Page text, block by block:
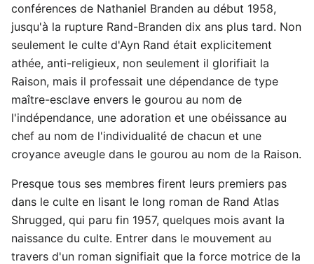
conférences de Nathaniel Branden au début 1958,
jusqu'à la rupture Rand-Branden dix ans plus tard. Non
seulement le culte d'Ayn Rand était explicitement
athée, anti-religieux, non seulement il glorifiait la
Raison, mais il professait une dépendance de type
maître-esclave envers le gourou au nom de
l'indépendance, une adoration et une obéissance au
chef au nom de l'individualité de chacun et une
croyance aveugle dans le gourou au nom de la Raison.
Presque tous ses membres firent leurs premiers pas
dans le culte en lisant le long roman de Rand Atlas
Shrugged, qui paru fin 1957, quelques mois avant la
naissance du culte. Entrer dans le mouvement au
travers d'un roman signifiait que la force motrice de la